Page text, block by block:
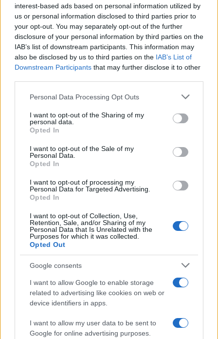
interest-based ads based on personal information utilized by
us or personal information disclosed to third parties prior to
your opt-out. You may separately opt-out of the further
disclosure of your personal information by third parties on the
IAB’s list of downstream participants. This information may
also be disclosed by us to third parties on the IAB’s List of
Downstream Participants that may further disclose it to other
Please note that this website/app uses one or more Google
not limited to your visit or usage behaviour. You may click to
grant or deny consent to Google and its third-party tags to
use your data for below specified purposes in below Google
consent section.
Personal Data Processing Opt Outs
I want to opt-out of the Sharing of my
personal data.
Opted In
I want to opt-out of the Sale of my
Personal Data.
Opted In
I want to opt-out of processing my
Personal Data for Targeted Advertising.
Opted In
I want to opt-out of Collection, Use,
Retention, Sale, and/or Sharing of my
Personal Data that Is Unrelated with the
Purposes for which it was collected.
Opted Out
Google consents
I want to allow Google to enable storage
related to advertising like cookies on web or
device identifiers in apps.
I want to allow my user data to be sent to
Google for online advertising purposes.
AUTOR
staff
Sigue leyendo
CONSEJOS DE COCINA